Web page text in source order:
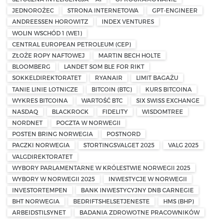
JEDNOROŻEC
STRONA INTERNETOWA
GPT-ENGINEER
ANDREESSEN HOROWITZ
INDEX VENTURES
WOLIN WSCHÓD 1 (WE1)
CENTRAL EUROPEAN PETROLEUM (CEP)
ZŁOŻE ROPY NAFTOWEJ
MARTIN BECH HOLTE
BLOOMBERG
LANDET SOM BLE FOR RIKT
SOKKELDIREKTORATET
RYANAIR
LIMIT BAGAŻU
TANIE LINIE LOTNICZE
BITCOIN (BTC)
KURS BITCOINA
WYKRES BITCOINA
WARTOŚĆ BTC
SIX SWISS EXCHANGE
NASDAQ
BLACKROCK FIDELITY
WISDOMTREE
NORDNET
POCZTA W NORWEGII
POSTEN BRING NORWEGIA
POSTNORD
PACZKI NORWEGIA
STORTINGSVALGET 2025
VALG 2025
VALGDIREKTORATET
WYBORY PARLAMENTARNE W KRÓLESTWIE NORWEGII 2025
WYBORY W NORWEGII 2025
INWESTYCJE W NORWEGII
INVESTORTEMPEN
BANK INWESTYCYJNY DNB CARNEGIE
BHT NORWEGIA
BEDRIFTSHELSETJENESTE
HMS (BHP)
ARBEIDSTILSYNET
BADANIA ZDROWOTNE PRACOWNIKÓW